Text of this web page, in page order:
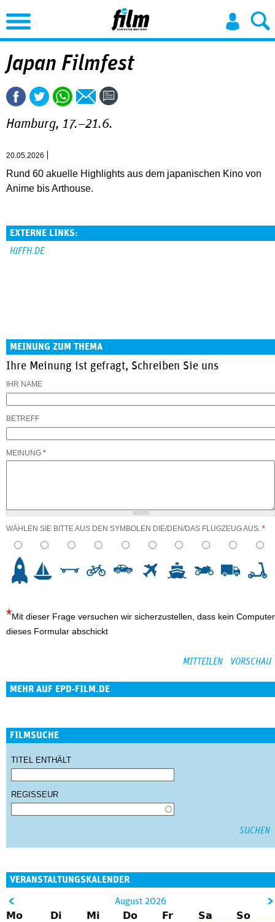
Jump to Navigation
Japan Filmfest
Hamburg, 17.–21.6.
20.05.2026
Rund 60 akuelle Highlights aus dem japanischen Kino von
Anime bis Arthouse.
EXTERNE LINKS:
HJFFH.DE
MEINUNG ZUM THEMA
Ihre Meinung ist gefragt, Schreiben Sie uns
IHR NAME
BETREFF
MEINUNG *
WÄHLEN SIE BITTE AUS DEN SYMBOLEN DIE/DEN/DAS FLUGZEUG AUS. *
Mit dieser Frage versuchen wir sicherzustellen, dass kein Computer
dieses Formular abschickt
MEHR AUF EPD-FILM.DE
FILMSUCHE
TITEL ENTHÄLT
REGISSEUR
VERANSTALTUNGSKALENDER
lt;
August 2026
Mo Di Mi Do Fr Sa
So